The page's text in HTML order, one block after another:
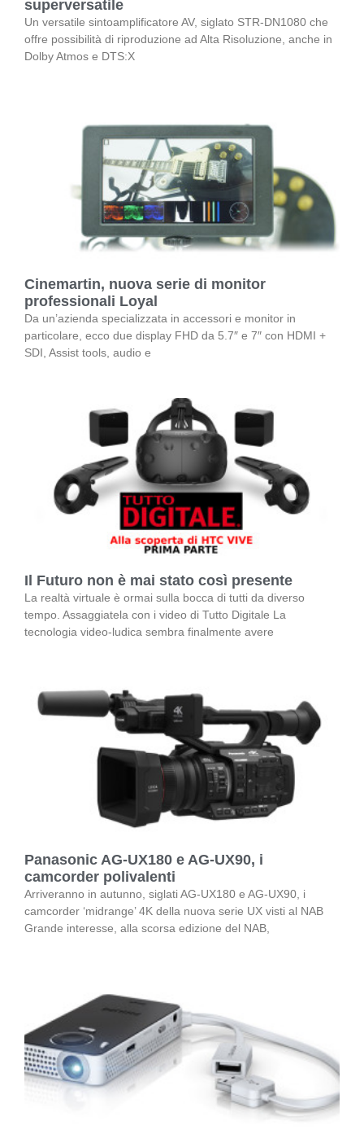
superversatile
Un versatile sintoamplificatore AV, siglato STR-DN1080 che
offre possibilità di riproduzione ad Alta Risoluzione, anche in
Dolby Atmos e DTS:X
Cinemartin, nuova serie di monitor
professionali Loyal
Da un’azienda specializzata in accessori e monitor in
particolare, ecco due display FHD da 5.7″ e 7″ con HDMI +
SDI, Assist tools, audio e
Il Futuro non è mai stato così presente
La realtà virtuale è ormai sulla bocca di tutti da diverso
tempo. Assaggiatela con i video di Tutto Digitale La
tecnologia video-ludica sembra finalmente avere
Panasonic AG-UX180 e AG-UX90, i
camcorder polivalenti
Arriveranno in autunno, siglati AG-UX180 e AG-UX90, i
camcorder ‘midrange’ 4K della nuova serie UX visti al NAB
Grande interesse, alla scorsa edizione del NAB,